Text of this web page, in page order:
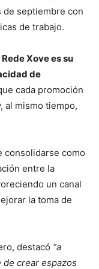
de septiembre con
de trabajo.
Xove es su
de
cada promoción
al mismo tiempo,
consolidarse como
entre la
un canal
la toma de
destacó “a
crear espazos